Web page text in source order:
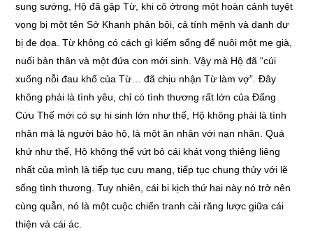
sung sướng, Hộ đã gặp Từ, khi cô ởtrong một hoàn cảnh tuyệt
vọng bị một tên Sở Khanh phản bội, cả tính mệnh và danh dự
bị đe dọa. Từ không có cách gì kiếm sống để nuôi một mẹ già,
nuối bản thân và một đứa con mới sinh. Vậy mà Hộ đã “cúi
xuống nỗi đau khổ của Từ… đã chịu nhận Từ làm vợ”. Đây
không phải là tình yêu, chỉ có tình thương rất lớn của Đấng
Cứu Thế mới có sự hi sinh lớn như thế, Hộ không phải là tình
nhân mà là người bảo hộ, là một ân nhân với nạn nhân. Quá
khứ như thế, Hộ không thể vứt bỏ cái khát vọng thiêng liêng
nhất của mình là tiếp tục cưu mang, tiếp tục chung thủy với lẽ
sống tình thương. Tuy nhiên, cái bi kịch thứ hai này nó trở nên
cùng quẫn, nó là một cuộc chiến tranh cài răng lược giữa cái
thiện và cái ác.